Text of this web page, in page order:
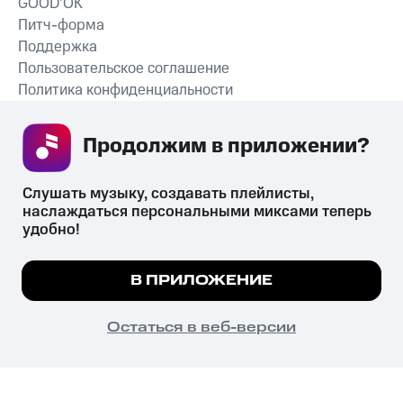
СКАЧАТЬ ПРИЛОЖЕНИЕ
Питч-форма
Поддержка
Пользовательское соглашение
Политика конфиденциальности
психотропных веществ, их аналогов причиняет вред здоровью,
их незаконный оборот запрещён и влечёт установленную
законодательством ответственность.
© 2026 ООО «КИОН».
Все права защищены
Мы используем куки, чтобы на сайте все
Подробнее
ПОНЯТНО
Слушать музыку, создавать плейлисты,
наслаждаться персональными миксами теперь
удобно!
В ПРИЛОЖЕНИЕ
Остаться в веб-версии